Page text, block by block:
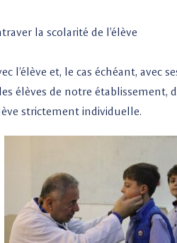
la scolarité de l’élève
l’élève et, le cas échéant, avec
élèves de notre
strictement individuelle.